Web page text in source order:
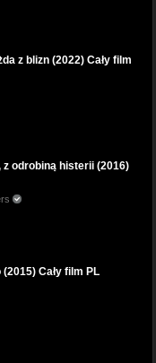
z blizn (2022) Cały film
z odrobiną histerii (2016)
(2015) Cały film PL